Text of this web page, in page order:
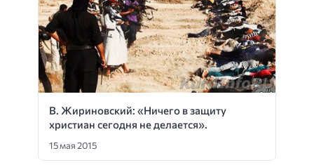
В. Жириновский: «Ничего в защиту
христиан сегодня не делается».
15 мая 2015